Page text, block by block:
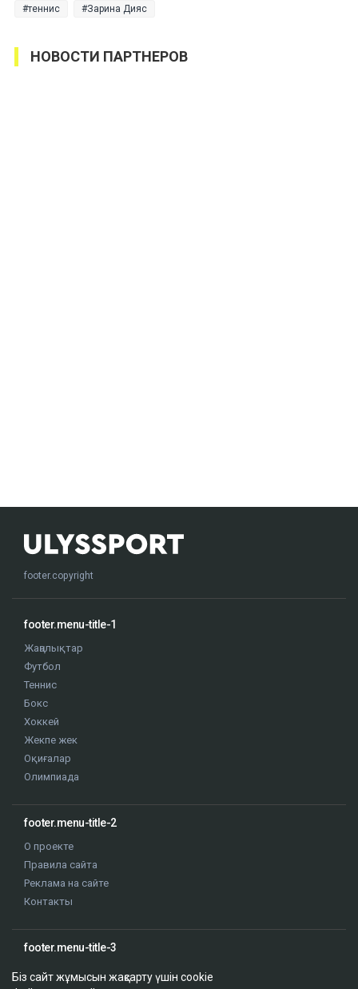
теннис Зарина Дияс
НОВОСТИ ПАРТНЕРОВ
footer.copyright
footer.menu-title-1
Жаңалықтар
Футбол
Теннис
Бокс
Хоккей
Жекпе жек
Оқиғалар
Олимпиада
footer.menu-title-2
О проекте
Правила сайта
Реклама на сайте
Контакты
footer.menu-title-3
Біз сайт жұмысын жақсарту үшін cookie